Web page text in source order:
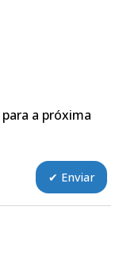
a próxima